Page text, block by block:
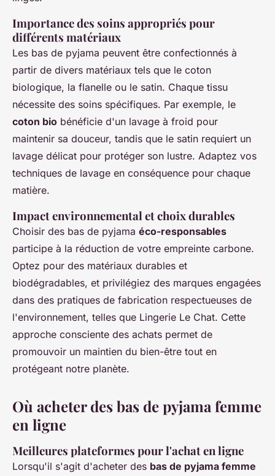
Importance des soins appropriés pour
différents matériaux
Les bas de pyjama peuvent être confectionnés à
partir de divers matériaux tels que le coton
biologique, la flanelle ou le satin. Chaque tissu
nécessite des soins spécifiques. Par exemple, le
coton bio bénéficie d'un lavage à froid pour
maintenir sa douceur, tandis que le satin requiert un
lavage délicat pour protéger son lustre. Adaptez vos
techniques de lavage en conséquence pour chaque
matière.
Impact environnemental et choix durables
Choisir des bas de pyjama éco-responsables
participe à la réduction de votre empreinte carbone.
Optez pour des matériaux durables et
biodégradables, et privilégiez des marques engagées
dans des pratiques de fabrication respectueuses de
l'environnement, telles que Lingerie Le Chat. Cette
approche consciente des achats permet de
promouvoir un maintien du bien-être tout en
protégeant notre planète.
Où acheter des bas de pyjama femme
en ligne
Meilleures plateformes pour l'achat en ligne
Lorsqu'il s'agit d'acheter des bas de pyjama femme